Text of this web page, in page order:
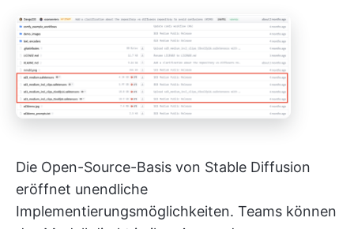
Die Open-Source-Basis von Stable Diffusion
eröffnet unendliche
Implementierungsmöglichkeiten. Teams können